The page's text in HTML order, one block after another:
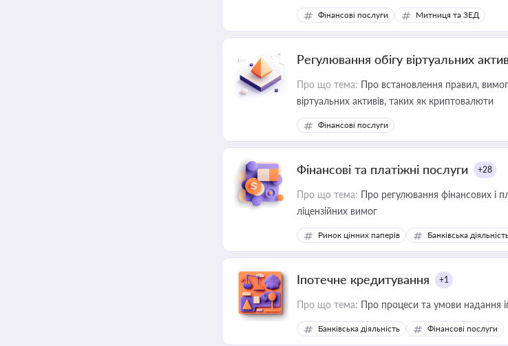
Фінансові послуги Митниця та ЗЕД
Регулювання обігу віртуальних
Про що тема: Про встановлення правил,
віртуальних активів, таких як криптовалюти
Фінансові послуги
Фінансові та платіжні послуги +28
Про що тема: Про регулювання фінансових і платіжних послуг, управління
ліцензійних вимог
Ринок цінних паперів Банківська
Іпотечне кредитування +1
Про що тема: Про процеси та умови надання
Банківська діяльність Фінансові послуги